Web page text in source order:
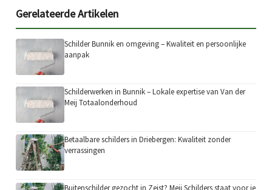
Gerelateerde Artikelen
Schilder Bunnik en omgeving – Kwaliteit en persoonlijke
aanpak
Schilderwerken in Bunnik – Lokale expertise van Van der
Meij Totaalonderhoud
Betaalbare schilders in Driebergen: Kwaliteit zonder
verrassingen
Buitenschilder gezocht in Zeist? Meij Schilders staat voor je